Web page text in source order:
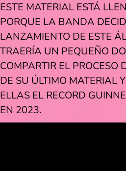
ESTE MATERIAL ESTÁ
PORQUE LA BANDA
LANZAMIENTO DE ESTE
TRAERÍA UN PEQUEÑO
COMPARTIR EL PROCESO
DE SU ÚLTIMO MATERIAL
ELLAS EL RECORD
EN 2023.